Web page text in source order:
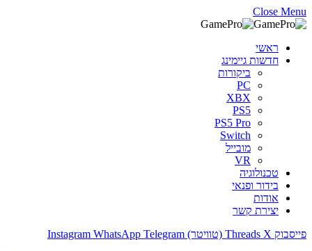
Close Menu
ראשי
חדשות גיימינג
ביקורות
PC
XBX
PS5
PS5 Pro
Switch
מובייל
VR
טכנולוגיה
בידור ופנאי
אודות
יצירת קשר
פייסבוק
Threads X (טוויטר) Instagram WhatsApp Telegram